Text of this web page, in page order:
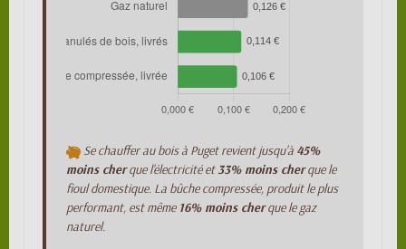
Se chauffer au bois à Puget revient jusqu'à 45%
moins cherque l'électricité et33% moins cherque le
fioul domestique. La bûche compressée, produit le plus
performant, est même 16% moins cherque le gaz
naturel.